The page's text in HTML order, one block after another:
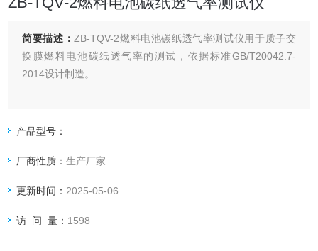
简要描述： ZB-TQV-2燃料电池碳纸透气率测试仪用于质子交
换膜燃料电池碳纸透气率的测试，依据标准GB/T20042.7-
2014设计制造。
产品型号：
厂商性质：生产厂家
更新时间： 2025-05-06
访 问 量： 1598